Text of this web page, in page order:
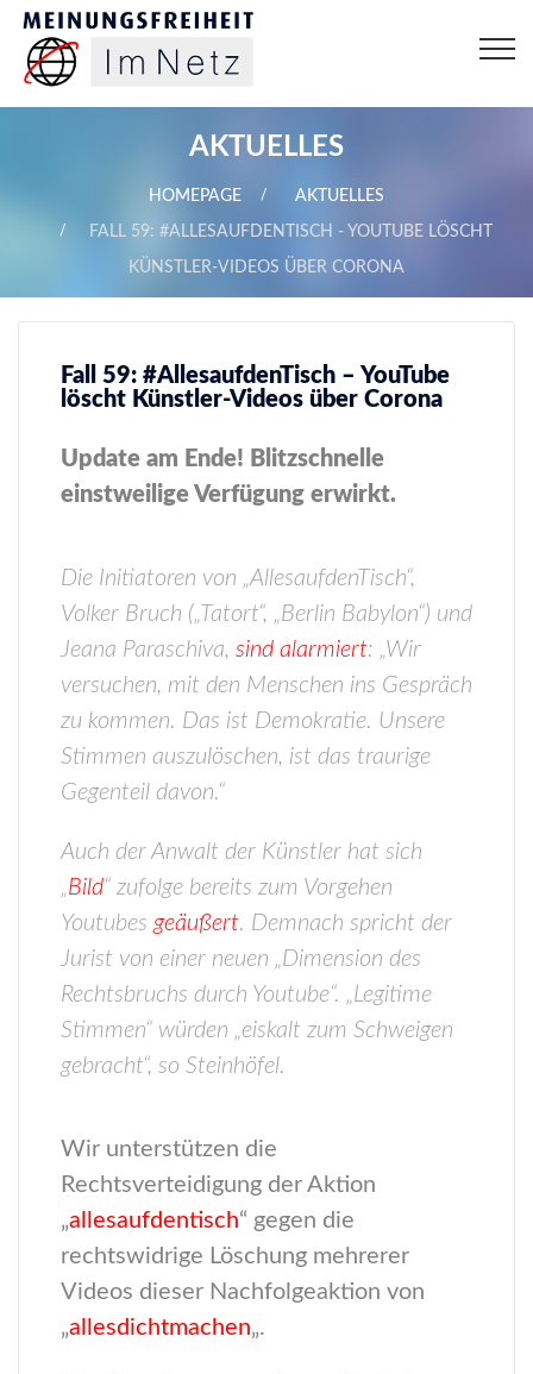
AKTUELLES
HOMEPAGE AKTUELLES
FALL 59: #ALLESAUFDENTISCH - YOUTUBE LÖSCHT
KÜNSTLER-VIDEOS ÜBER CORONA
Fall 59: #AllesaufdenTisch – YouTube
löscht Künstler-Videos über Corona
Update am Ende! Blitzschnelle
einstweilige Verfügung erwirkt.
Die Initiatoren von „AllesaufdenTisch“,
Volker Bruch („Tatort“, „Berlin Babylon“) und
Jeana Paraschiva, sind alarmiert: „Wir
versuchen, mit den Menschen ins Gespräch
zu kommen. Das ist Demokratie. Unsere
Stimmen auszulöschen, ist das traurige
Gegenteil davon.“
Auch der Anwalt der Künstler hat sich
„Bild“ zufolge bereits zum Vorgehen
Youtubesgeäußert. Demnach spricht der
Jurist von einer neuen „Dimension des
Rechtsbruchs durch Youtube“. „Legitime
Stimmen“ würden „eiskalt zum Schweigen
gebracht“, so Steinhöfel.
Wir unterstützen die
Rechtsverteidigung der Aktion
„allesaufdentisch“ gegen die
rechtswidrige Löschung mehrerer
Videos dieser Nachfolgeaktion von
„allesdichtmachen„.